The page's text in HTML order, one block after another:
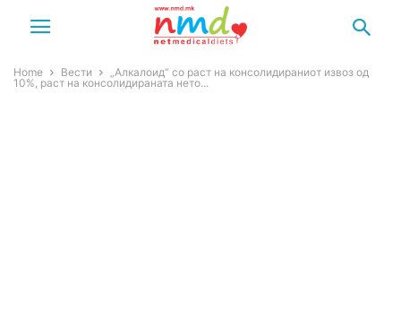
Home Вести
„Алкалоид“ со раст на консолидираниот извоз од
10%, раст на консолидираната нето...